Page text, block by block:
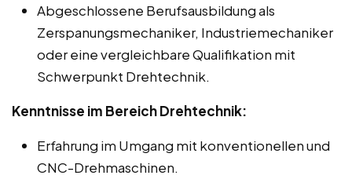
Abgeschlossene Berufsausbildung als
Zerspanungsmechaniker, Industriemechaniker
oder eine vergleichbare Qualifikation mit
Schwerpunkt Drehtechnik.
Kenntnisse im Bereich Drehtechnik:
Erfahrung im Umgang mit konventionellen und
CNC-Drehmaschinen.